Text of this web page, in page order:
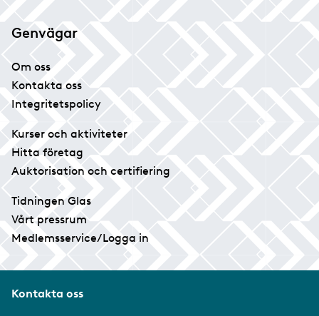
Genvägar
Om oss
Kontakta oss
Integritetspolicy
Kurser och aktiviteter
Hitta företag
Auktorisation och certifiering
Tidningen Glas
Vårt pressrum
Medlemsservice/Logga in
Kontakta oss